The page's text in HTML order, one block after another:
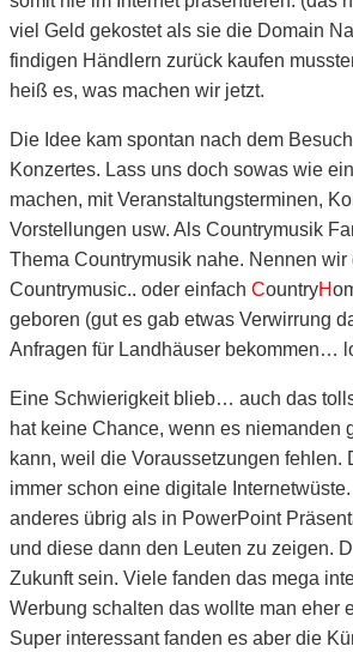
viel Geld gekostet als sie die Domain
findigen Händlern zurück kaufen
heiß es, was machen wir jetzt.
Die Idee kam spontan nach dem
Konzertes. Lass uns doch sowas wie
machen, mit Veranstaltungsterminen,
Vorstellungen usw. Als Countrymusik
Thema Countrymusik nahe. Nennen
Countrymusic.. oder einfach CountryH
geboren (gut es gab etwas Verwirrung
Anfragen für Landhäuser bekommen…
Eine Schwierigkeit blieb… auch das
hat keine Chance, wenn es niemanden
kann, weil die Voraussetzungen fehlen.
immer schon eine digitale
anderes übrig als in PowerPoint
und diese dann den Leuten zu zeigen.
Zukunft sein. Viele fanden das mega
Werbung schalten das wollte man eher
Super interessant fanden es aber die